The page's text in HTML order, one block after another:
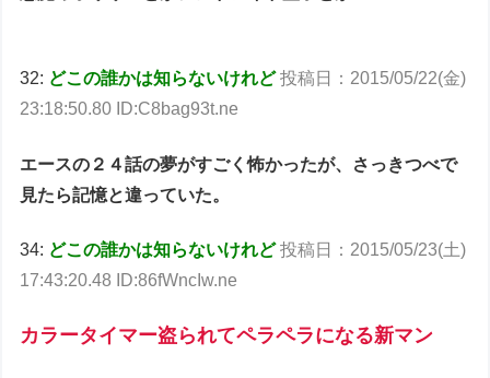
32: どこの誰かは知らないけれど 投稿日：2015/05/22(金)
23:18:50.80 ID:C8bag93t.ne
エースの２４話の夢がすごく怖かったが、さっきつべで
見たら記憶と違っていた。
34: どこの誰かは知らないけれど 投稿日：2015/05/23(土)
17:43:20.48 ID:86fWncIw.ne
カラータイマー盗られてペラペラになる新マン